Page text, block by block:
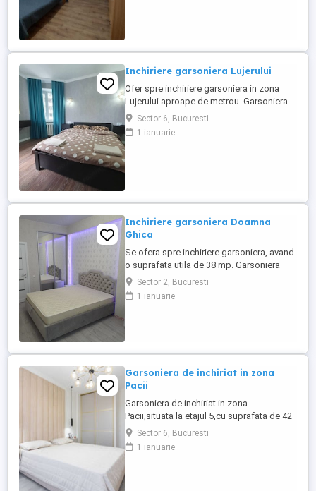
Inchiriere garsoniera Lujerului
Ofer spre inchiriere garsoniera in zona
Lujerului aproape de metrou. Garsoniera
este situata la 5 minute de metrou , are o
suprafata de 40mp,etaj 2. In zona se
regasesc spatii comerciale si acces la
Sector 6, Bucuresti
1 ianuarie
Inchiriere garsoniera Doamna
Ghica
Se ofera spre inchiriere garsoniera, avand
o suprafata utila de 38 mp. Garsoniera
este situata la etajul 3, pozitionat in zona
Doamna Ghica. Garsoniera este perfecta
pentru o persoana sau un cuplu. Se
Sector 2, Bucuresti
1 ianuarie
Garsoniera de inchiriat in zona
Pacii
Garsoniera de inchiriat in zona
Pacii,situata la etajul 5,cu suprafata de 42
mp,locuinta simpla si functionala.Aproape
de metrou Pacii,magazine si Militari
Shopping. Sunati pentru detalii.
Sector 6, Bucuresti
1 ianuarie